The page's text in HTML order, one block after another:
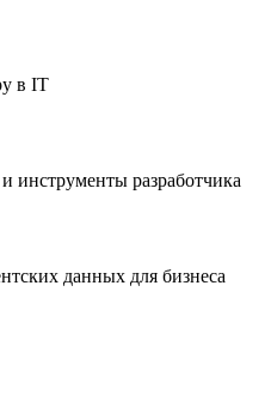
в IT
инструменты разработчика
данных для бизнеса